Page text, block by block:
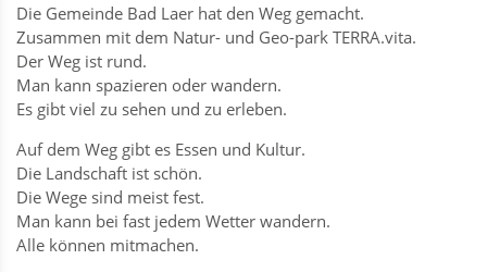
Die Gemeinde Bad Laer hat den Weg gemacht.
Zusammen mit dem Natur- und Geo-park TERRA.vita.
Der Weg ist rund.
Man kann spazieren oder wandern.
Es gibt viel zu sehen und zu erleben.
Auf dem Weg gibt es Essen und Kultur.
Die Landschaft ist schön.
Die Wege sind meist fest.
Man kann bei fast jedem Wetter wandern.
Alle können mitmachen.